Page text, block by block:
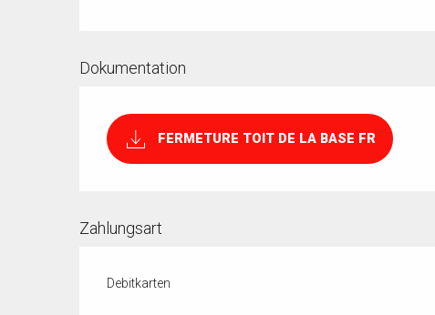
Dokumentation
FERMETURE TOIT DE LA BASE FR
Zahlungsart
Debitkarten